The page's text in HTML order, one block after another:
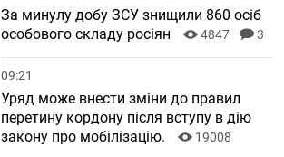
За минулу добу ЗСУ знищили 860 осіб
особового складу росіян
4847 3
09:21
Уряд може внести зміни до правил
перетину кордону після вступу в дію
закону про мобілізацію.
19008